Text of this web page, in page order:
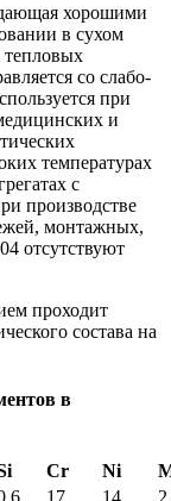
хорошими
в сухом
тепловых
со слабо-
при
и
температурах
с
производстве
монтажных,
отсутствуют
проходит
состава на
в
Cr Ni